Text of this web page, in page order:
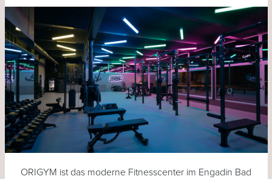
ORIGYM ist das moderne Fitnesscenter im Engadin Bad